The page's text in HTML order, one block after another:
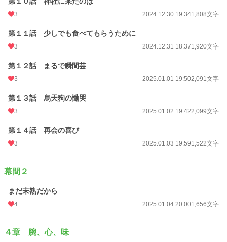
3 2024.12.30 19:341,808文字
第１１話 少しでも食べてもらうために
3 2024.12.31 18:371,920文字
第１２話 まるで瞬間芸
3 2025.01.01 19:502,091文字
第１３話 烏天狗の慟哭
3 2025.01.02 19:422,099文字
第１４話 再会の喜び
3 2025.01.03 19:591,522文字
幕間２
まだ未熟だから
4 2025.01.04 20:001,656文字
４章 腕、心、味